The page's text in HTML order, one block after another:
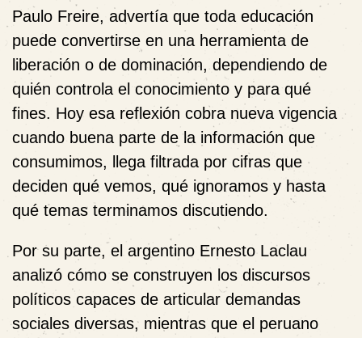
Paulo Freire, advertía que toda educación
puede convertirse en una herramienta de
liberación o de dominación, dependiendo de
quién controla el conocimiento y para qué
fines. Hoy esa reflexión cobra nueva vigencia
cuando buena parte de la información que
consumimos, llega filtrada por cifras que
deciden qué vemos, qué ignoramos y hasta
qué temas terminamos discutiendo.
Por su parte, el argentino Ernesto Laclau
analizó cómo se construyen los discursos
políticos capaces de articular demandas
sociales diversas, mientras que el peruano